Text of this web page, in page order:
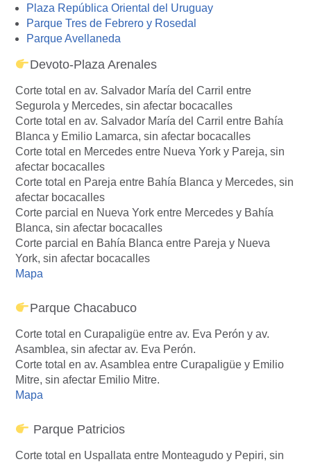
Plaza República Oriental del Uruguay
Parque Tres de Febrero y Rosedal
Parque Avellaneda
Devoto-Plaza Arenales
Corte total en av. Salvador María del Carril entre
Segurola y Mercedes, sin afectar bocacalles
Corte total en av. Salvador María del Carril entre Bahía
Blanca y Emilio Lamarca, sin afectar bocacalles
Corte total en Mercedes entre Nueva York y Pareja, sin
afectar bocacalles
Corte total en Pareja entre Bahía Blanca y Mercedes, sin
afectar bocacalles
Corte parcial en Nueva York entre Mercedes y Bahía
Blanca, sin afectar bocacalles
Corte parcial en Bahía Blanca entre Pareja y Nueva
York, sin afectar bocacalles
Mapa
Parque Chacabuco
Corte total en Curapaligüe entre av. Eva Perón y av.
Asamblea, sin afectar av. Eva Perón.
Corte total en av. Asamblea entre Curapaligüe y Emilio
Mitre, sin afectar Emilio Mitre.
Mapa
Parque Patricios
Corte total en Uspallata entre Monteagudo y Pepiri, sin